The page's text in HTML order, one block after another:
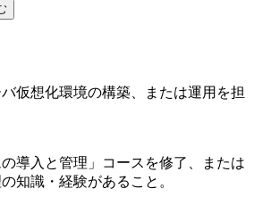
仮想化環境の構築、または運用を担
の導入と管理」コースを修了、または
知識・経験があること。